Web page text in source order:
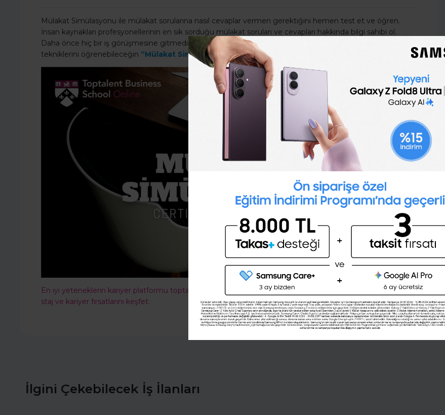
Mülakat simülasyonu ile mülakata
hazırlanmak ister misin ?
Mülakat Simülasyonu ile mülakat sorularına nasıl cevaplar vermen gerektiğini hemen test et ve öğren.
İnsan kaynakları profesyonellerinin en sık sorduğu mülakat soruları ve cevapları hakkında bilgi sahibi ol.
Daha önce hiç bir iş görüşmesine gitmedin ya da bu konuda çok az deneyimlisin. O zaman mülakat
tekniklerini öğrenebileceğin “Mülakat Simülasyonu” tam sana göre! Hemen başla!
En iyi yeteneklerin kariyer platformu toptalent.co'ya
Türkiye'nin ve dünyanın en iyi şirketlerinin iş,
staj ve kariyer fırsatlarını keşfet.
İlgini Çekebilecek İş İlanları